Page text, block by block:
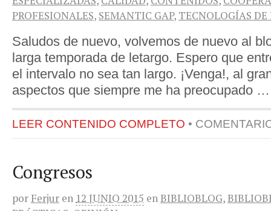
PROFESIONALES, SEMANTIC GAP, TECNOLOGÍAS
Saludos de nuevo, volvemos de nuevo al
larga temporada de letargo. Espero que
el intervalo no sea tan largo. ¡Venga!, al
aspectos que siempre me ha preocupado
LEER CONTENIDO COMPLETO •
Congresos
por Ferjur en 12 JUNIO 2015 enBIBLIOBLOG,